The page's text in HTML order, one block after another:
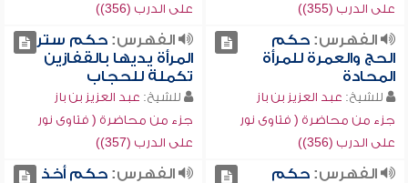
على الدرب (355))
على الدرب (356))
الفهرس:حكم
الحج والعمرة للمرأة
المحادة
للشيخ: عبد العزيز بن باز
جزء من محاضرة ( فتاوى نور
على الدرب (356))
الفهرس:حكم ستر
المرأة يديها بالقفازين
تكملة للحجاب
للشيخ: عبد العزيز بن باز
جزء من محاضرة ( فتاوى نور
على الدرب (357))
الفهرس:حكم
الفهرس:حكم أخذ